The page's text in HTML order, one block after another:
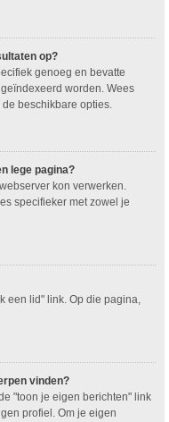
op?
genoeg en bevatte
worden. Wees
beschikbare opties.
lege pagina?
kon verwerken.
specifieker met zowel je
een lid" link. Op die pagina,
vinden?
"toon je eigen berichten" link
profiel. Om je eigen